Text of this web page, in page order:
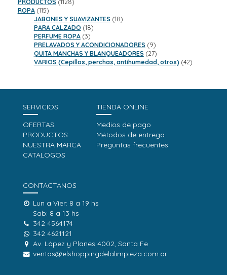
PRODUCTOS 1128
ROPA 115115
productos
JABONES Y SUAVIZANTES 1818
PARA CALZADO 1818
PERFUME ROPA 33
productos
PRELAVADOS Y ACONDICIONADORES 99
productos
QUITA MANCHAS Y BLANQUEADORES 2727
productos
VARIOS (Cepillos, perchas, antihumedad, otros) 4242
SERVICIOS
OFERTAS
PRODUCTOS
NUESTRA MARCA
CATALOGOS
TIENDA ONLINE
Medios de pago
Métodos de entrega
Preguntas frecuentes
CONTACTANOS
Lun a Vier: 8 a 19 hs
Sab: 8 a 13 hs
342 4564174
342 4621121
Av. López y Planes 4002, Santa Fe
ventas@elshoppingdelalimpieza.com.ar